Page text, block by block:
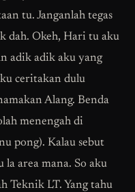
tu. Janganlah tegas
dah. Okeh, Hari tu aku
adik adik aku yang
ceritakan dulu
Alang. Benda
menengah di
pong). Kalau sebut
la area mana. So aku
Teknik LT. Yang tahu